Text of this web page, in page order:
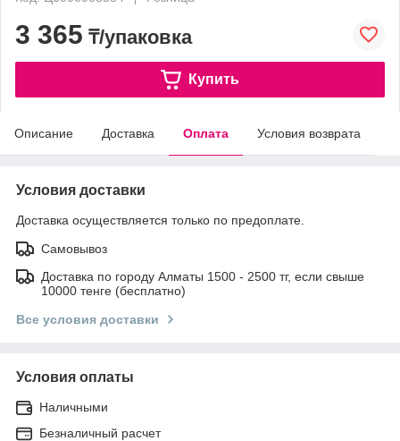
3 365 ₸/упаковка
Купить
Описание Доставка Оплата Условия возврата
Условия доставки
Доставка осуществляется только по предоплате.
Самовывоз
Доставка по городу Алматы 1500 - 2500 тг, если свыше
10000 тенге (бесплатно)
Все условия доставки
Условия оплаты
Наличными
Безналичный расчет